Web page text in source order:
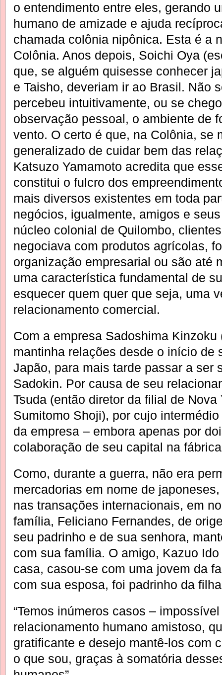
o entendimento entre eles, gerando
humano de amizade e ajuda
chamada colônia nipônica. Esta é a
Colônia. Anos depois, Soichi Oya
que, se alguém quisesse conhecer
e Taisho, deveriam ir ao Brasil. Não
percebeu intuitivamente, ou se
observação pessoal, o ambiente de
vento. O certo é que, na Colônia, se
generalizado de cuidar bem das
Katsuzo Yamamoto acredita que
constitui o fulcro dos
mais diversos existentes em toda
negócios, igualmente, amigos e
núcleo colonial de Quilombo,
negociava com produtos agrícolas,
organização empresarial ou são até
uma característica fundamental de
esquecer quem quer que seja, uma
relacionamento comercial.
Com a empresa Sadoshima
mantinha relações desde o início de
Japão, para mais tarde passar a ser
Sadokin. Por causa de seu
Tsuda (então diretor da filial de
Sumitomo Shoji), por cujo
da empresa – embora apenas por
colaboração de seu capital na
Como, durante a guerra, não era
mercadorias em nome de
nas transações internacionais, em
família, Feliciano Fernandes, de
seu padrinho e de sua senhora,
com sua família. O amigo, Kazuo
casa, casou-se com uma jovem da
com sua esposa, foi padrinho da
“Temos inúmeros casos –
relacionamento humano amistoso,
gratificante e desejo mantê-los com
o que sou, graças à somatória